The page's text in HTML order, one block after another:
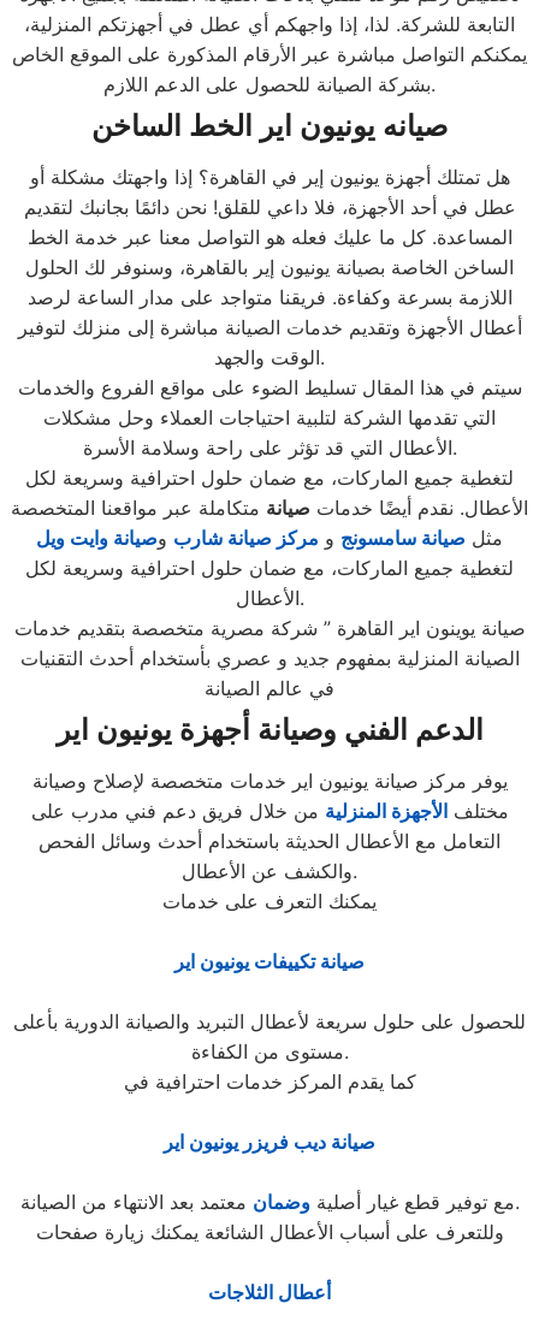
التابعة للشركة. لذا، إذا واجهكم أي عطل في أجهزتكم المنزلية،
يمكنكم التواصل مباشرة عبر الأرقام المذكورة على الموقع الخاص
بشركة الصيانة للحصول على الدعم اللازم.
صيانه يونيون اير الخط الساخن
هل تمتلك أجهزة يونيون إير في القاهرة؟ إذا واجهتك مشكلة أو
عطل في أحد الأجهزة، فلا داعي للقلق! نحن دائمًا بجانبك لتقديم
المساعدة. كل ما عليك فعله هو التواصل معنا عبر خدمة الخط
الساخن الخاصة بصيانة يونيون إير بالقاهرة، وسنوفر لك الحلول
اللازمة بسرعة وكفاءة. فريقنا متواجد على مدار الساعة لرصد
أعطال الأجهزة وتقديم خدمات الصيانة مباشرة إلى منزلك لتوفير
الوقت والجهد.
سيتم في هذا المقال تسليط الضوء على مواقع الفروع والخدمات
التي تقدمها الشركة لتلبية احتياجات العملاء وحل مشكلات
الأعطال التي قد تؤثر على راحة وسلامة الأسرة.
لتغطية جميع الماركات، مع ضمان حلول احترافية وسريعة لكل
الأعطال. نقدم أيضًا خدمات صيانة متكاملة عبر مواقعنا المتخصصة
مثل صيانة سامسونج و مركز صيانة شارب وصيانة وايت ويل
لتغطية جميع الماركات، مع ضمان حلول احترافية وسريعة لكل
الأعطال.
صيانة يوينون اير القاهرة ” شركة مصرية متخصصة بتقديم خدمات
الصيانة المنزلية بمفهوم جديد و عصري بأستخدام أحدث التقنيات
في عالم الصيانة
الدعم الفني وصيانة أجهزة يونيون اير
يوفر مركز صيانة يونيون اير خدمات متخصصة لإصلاح وصيانة
مختلفالأجهزة المنزلية من خلال فريق دعم فني مدرب على
التعامل مع الأعطال الحديثة باستخدام أحدث وسائل الفحص
والكشف عن الأعطال.
يمكنك التعرف على خدمات
صيانة تكييفات يونيون اير
للحصول على حلول سريعة لأعطال التبريد والصيانة الدورية بأعلى
مستوى من الكفاءة.
كما يقدم المركز خدمات احترافية في
صيانة ديب فريزر يونيون اير
مع توفير قطع غيار أصليةوضمان
معتمد بعد الانتهاء من الصيانة.
وللتعرف على أسباب الأعطال الشائعة يمكنك زيارة صفحات
أعطال الثلاجات